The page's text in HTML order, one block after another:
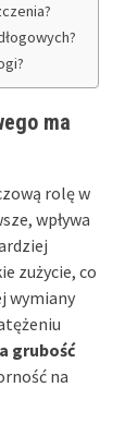
ma
rolę w
wpływa
zużycie, co
wymiany
grubość
na